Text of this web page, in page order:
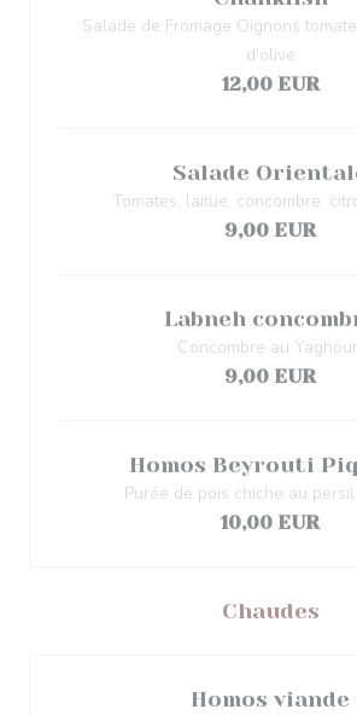
Salade de Fromage Oignons
d'olive
12,00 EUR
Salade
Tomates, laitue, concombre,
9,00 EUR
Labneh
Concombre au
9,00 EUR
Homos Beyrouti
Purée de pois chiche au
10,00 EUR
Chaudes
Homos viande